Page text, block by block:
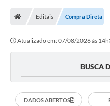
Secretarias
Setores da Saúde
Serviços Online
Contato
Editais Compra Direta
Atualizado em: 07/08/2026 às
BUSCA
DADOS ABERTOS